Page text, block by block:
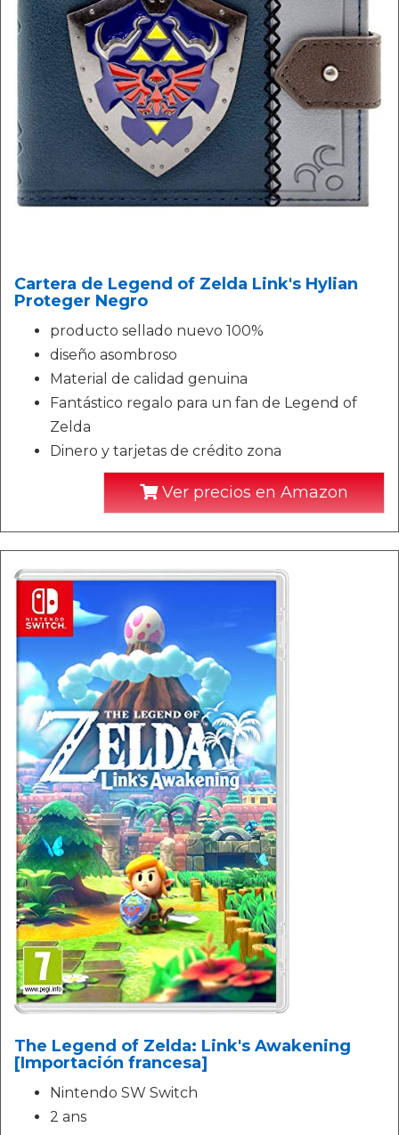
Cartera de Legend of Zelda Link's Hylian
Proteger Negro
producto sellado nuevo 100%
diseño asombroso
Material de calidad genuina
Fantástico regalo para un fan de Legend of
Zelda
Dinero y tarjetas de crédito zona
Ver precios en Amazon
The Legend of Zelda: Link's Awakening
[Importación francesa]
Nintendo SW Switch
2 ans